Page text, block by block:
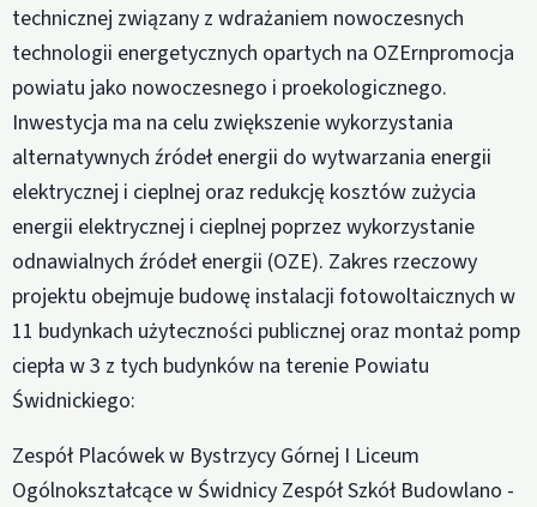
technicznej związany z wdrażaniem nowoczesnych
technologii energetycznych opartych na OZErnpromocja
powiatu jako nowoczesnego i proekologicznego.
Inwestycja ma na celu zwiększenie wykorzystania
alternatywnych źródeł energii do wytwarzania energii
elektrycznej i cieplnej oraz redukcję kosztów zużycia
energii elektrycznej i cieplnej poprzez wykorzystanie
odnawialnych źródeł energii (OZE). Zakres rzeczowy
projektu obejmuje budowę instalacji fotowoltaicznych w
11 budynkach użyteczności publicznej oraz montaż pomp
ciepła w 3 z tych budynków na terenie Powiatu
Świdnickiego:
Zespół Placówek w Bystrzycy Górnej I Liceum
Ogólnokształcące w Świdnicy Zespół Szkół Budowlano -